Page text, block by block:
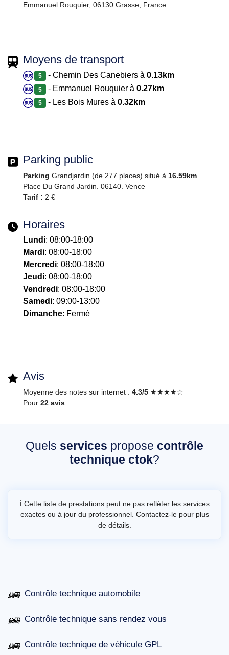
Emmanuel Rouquier, 06130 Grasse, France
Moyens de transport
5 - Chemin Des Canebiers à 0.13km
5 - Emmanuel Rouquier à 0.27km
5 - Les Bois Mures à 0.32km
Parking public
Parking Grandjardin (de 277 places) situé à 16.59km
Place Du Grand Jardin. 06140. Vence
Tarif : 2 €
Horaires
Lundi: 08:00-18:00
Mardi: 08:00-18:00
Mercredi: 08:00-18:00
Jeudi: 08:00-18:00
Vendredi: 08:00-18:00
Samedi: 09:00-13:00
Dimanche: Fermé
Avis
Moyenne des notes sur internet : 4.3/5 ★★★★☆
Pour 22 avis.
Quels services propose contrôle
technique ctok?
ℹ️ Cette liste de prestations peut ne pas refléter les services
exactes ou à jour du professionnel. Contactez-le pour plus
de détails.
Contrôle technique automobile
Contrôle technique sans rendez vous
Contrôle technique de véhicule GPL